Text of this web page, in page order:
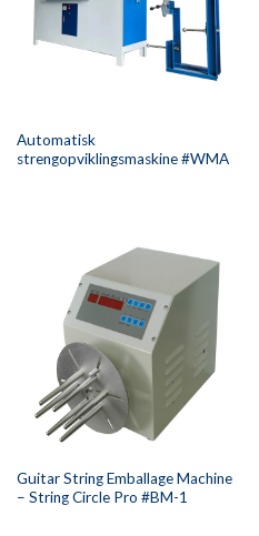
Automatisk
strengopviklingsmaskine #WMA
Guitar String Emballage Machine
– String Circle Pro #BM-1